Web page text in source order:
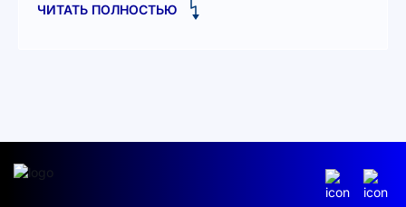
≥6000 циклов (25°C, 70% EOL)
штабельный
Коммуникации: CAN2.0, RS485; опц. Wi-
ЧИТАТЬ ПОЛНОСТЬЮ